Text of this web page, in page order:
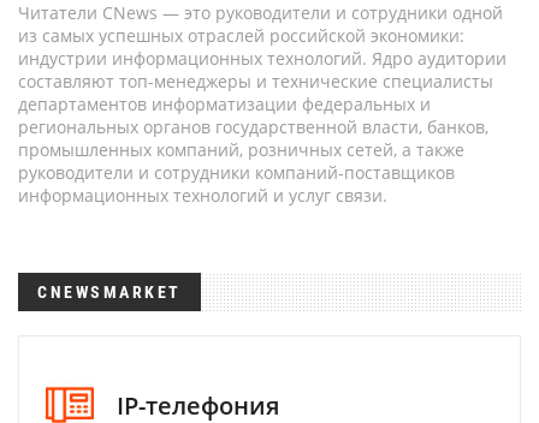
Читатели CNews — это руководители и сотрудники одной
из самых успешных отраслей российской экономики:
индустрии информационных технологий. Ядро аудитории
составляют топ-менеджеры и технические специалисты
департаментов информатизации федеральных и
региональных органов государственной власти, банков,
промышленных компаний, розничных сетей, а также
руководители и сотрудники компаний-поставщиков
информационных технологий и услуг связи.
CNEWSMARKET
IP-телефония